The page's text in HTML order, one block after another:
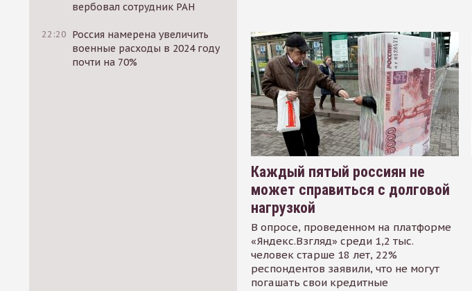
вербовал сотрудник РАН
22:20 Россия намерена увеличить
военные расходы в 2024 году
почти на 70%
Каждый пятый россиян не
может справиться с долговой
нагрузкой
В опросе, проведенном на платформе
«Яндекс.Взгляд» среди 1,2 тыс.
человек старше 18 лет, 22%
респондентов заявили, что не могут
погашать свои кредитные